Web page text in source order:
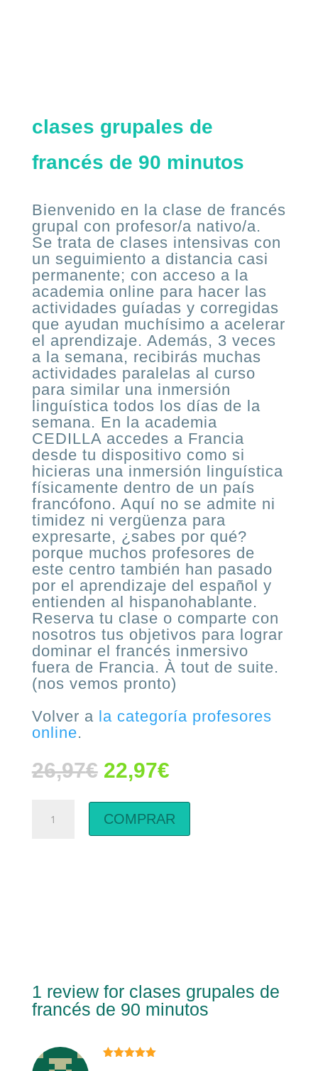
clases grupales de
francés de 90 minutos
Bienvenido en la clase de francés
grupal con profesor/a nativo/a.
Se trata de clases intensivas con
un seguimiento a distancia casi
permanente; con acceso a la
academia online para hacer las
actividades guíadas y corregidas
que ayudan muchísimo a acelerar
el aprendizaje. Además, 3 veces
a la semana, recibirás muchas
actividades paralelas al curso
para similar una inmersión
linguística todos los días de la
semana. En la academia
CEDILLA accedes a Francia
desde tu dispositivo como si
hicieras una inmersión linguística
físicamente dentro de un país
francófono. Aquí no se admite ni
timidez ni vergüenza para
expresarte, ¿sabes por qué?
porque muchos profesores de
este centro también han pasado
por el aprendizaje del español y
entienden al hispanohablante.
Reserva tu clase o comparte con
nosotros tus objetivos para lograr
dominar el francés inmersivo
fuera de Francia. À tout de suite.
(nos vemos pronto)
Volver a la categoría profesores
online.
26,97€ El
precio
original
era:
26,97€.
22,97€El
actual
es:
22,97€.
grupales COMPRAR
1 review for clases grupales de
francés de 90 minutos